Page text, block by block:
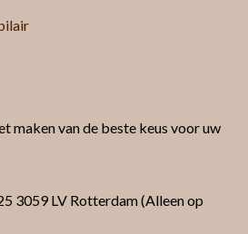
maken van de beste keus voor uw
3059 LV Rotterdam (Alleen op